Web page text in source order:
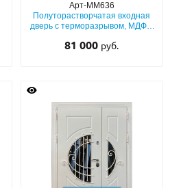
Арт-ММ636
Полуторастворчатая входная
дверь с терморазрывом, МДФ с
решеткой и стеклопакетом
81 000 руб.